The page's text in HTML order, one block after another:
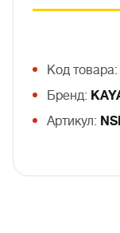
Код товара:
Бренд:
Артикул: